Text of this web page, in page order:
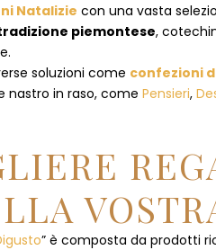
Natalizie con una vasta
piemontese,
soluzioni come confezioni
nastro in raso, come Pensieri,
” è composta da prodotti